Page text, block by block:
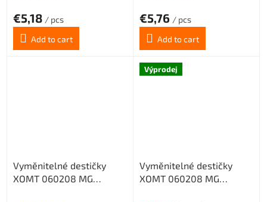
€5,18 / pcs
Add to cart
€5,76 / pcs
Add to cart
Vyměnitelné destičky
XOMT 060208 MG
Výprodej
Vyměnitelné destičky
XOMT 060208 MG